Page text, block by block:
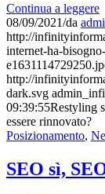
Continua a leggere
08/09/2021/da
http://
internet-ha-
http://
dark.svg
09:39:55Restyling
essere rinnovato?
Posizionamento,
SEO sì,